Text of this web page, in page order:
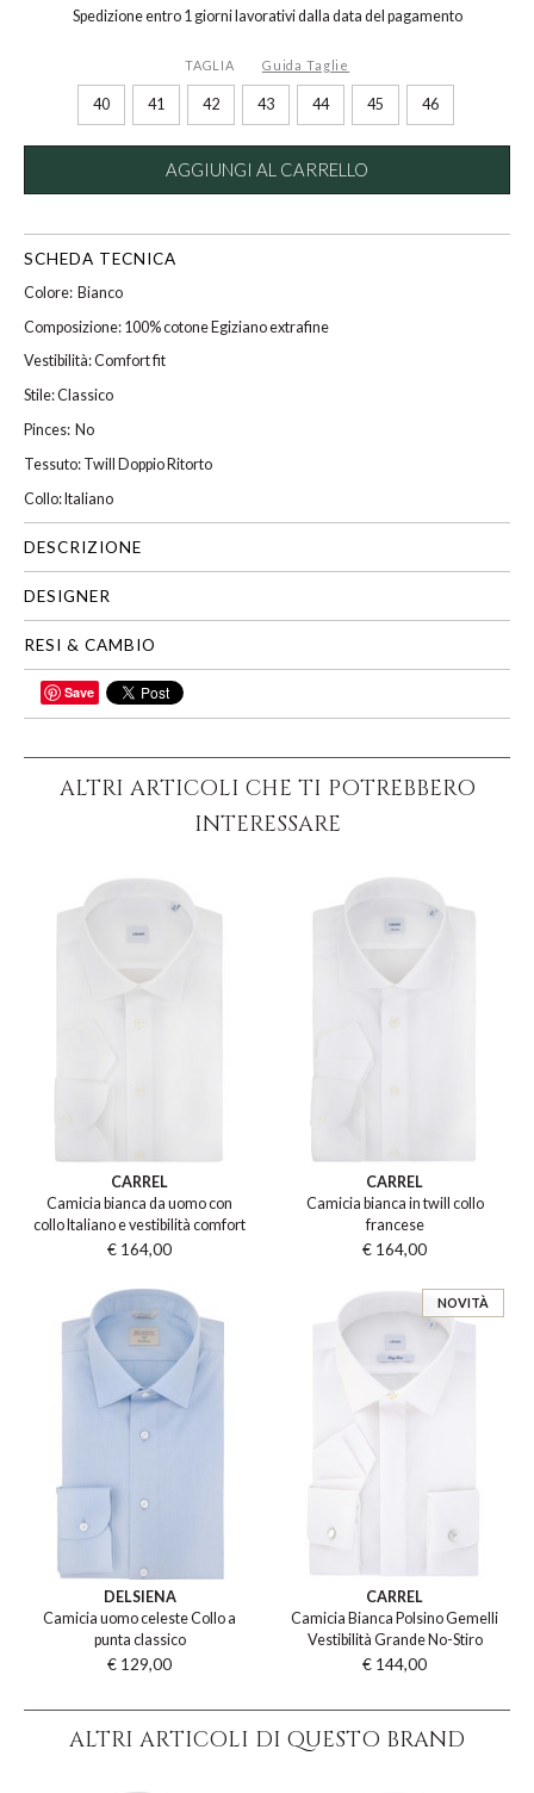
Spedizione entro 1 giorni lavorativi dalla data del pagamento
TAGLIA Guida Taglie
40 41 42 43 44 45 46
AGGIUNGI AL CARRELLO
SCHEDA TECNICA
Colore: Bianco
Composizione: 100% cotone Egiziano extrafine
Vestibilità: Comfort fit
Stile: Classico
Pinces: No
Tessuto: Twill Doppio Ritorto
Collo: Italiano
DESCRIZIONE
DESIGNER
RESI & CAMBIO
CONDIVIDI
Save
ALTRI ARTICOLI CHE TI POTREBBERO
INTERESSARE
CARREL
Camicia bianca da uomo con
collo Italiano e vestibilità comfort
€ 164,00
CARREL
Camicia bianca in twill collo
francese
€ 164,00
DELSIENA
Camicia uomo celeste Collo a
punta classico
€ 129,00
NOVITÀ
CARREL
Camicia Bianca Polsino Gemelli
Vestibilità Grande No-Stiro
€ 144,00
ALTRI ARTICOLI DI QUESTO BRAND